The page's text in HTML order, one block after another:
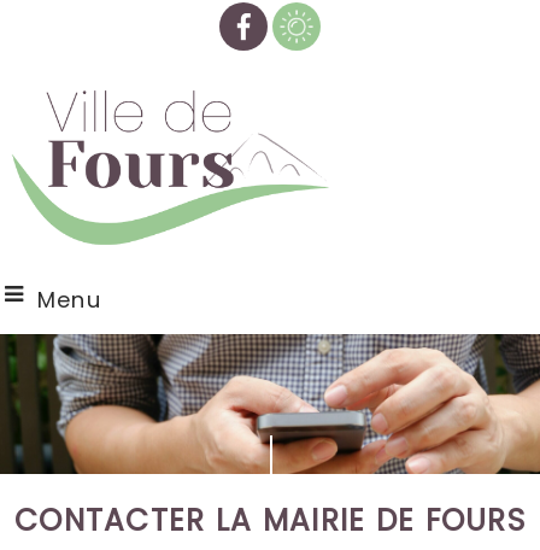
Menu
CONTACTER LA MAIRIE DE FOURS